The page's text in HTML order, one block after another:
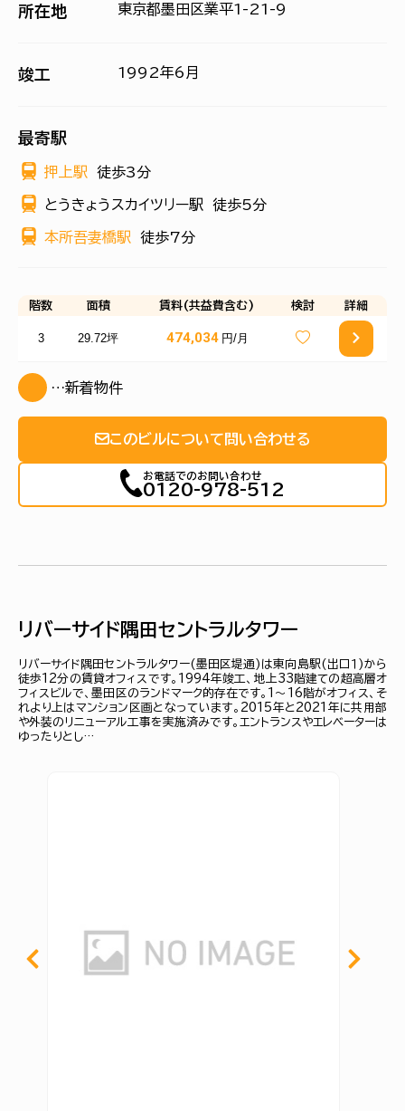
所在地 東京都墨田区業平1-21-9
竣工 1992年6月
最寄駅
押上駅 徒歩3分
とうきょうスカイツリー駅 徒歩5分
本所吾妻橋駅 徒歩7分
階数 面積 賃料(共益費含む) 検討 詳細
3 29.72坪 474,034 円/月
…新着物件
このビルについて問い合わせる
お電話でのお問い合わせ
0120-978-512
リバーサイド隅田セントラルタワー
リバーサイド隅田セントラルタワー(墨田区堤通)は東向島駅(出口１)から
徒歩12分の賃貸オフィスです。1994年竣工、地上33階建ての超高層オ
フィスビルで、墨田区のランドマーク的存在です。1～16階がオフィス、そ
れより上はマンション区画となっています。2015年と2021年に共用部
や外装のリニューアル工事を実施済みです。エントランスやエレベーターは
ゆったりとし…